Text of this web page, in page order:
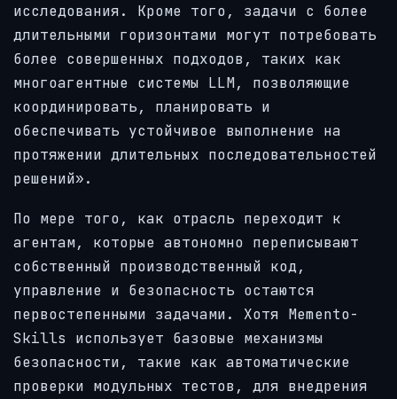
исследования. Кроме того, задачи с более
длительными горизонтами могут потребовать
более совершенных подходов, таких как
многоагентные системы LLM, позволяющие
координировать, планировать и
обеспечивать устойчивое выполнение на
протяжении длительных последовательностей
решений».
По мере того, как отрасль переходит к
агентам, которые автономно переписывают
собственный производственный код,
управление и безопасность остаются
первостепенными задачами. Хотя Memento-
Skills использует базовые механизмы
безопасности, такие как автоматические
проверки модульных тестов, для внедрения